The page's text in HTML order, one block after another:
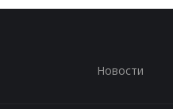
Новости